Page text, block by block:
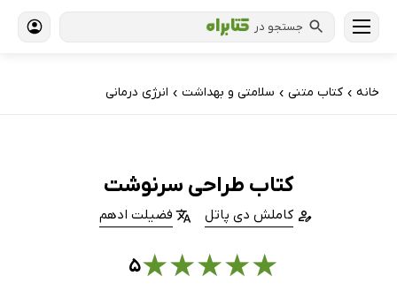
جستجو در
خانه › کتاب‌ متنی › سلامتی و بهداشت › انرژی درمانی
کتاب طراحی سرنوشت
کاملش دی پاتل فضیلت ادهم
★
★
★
★
★۵